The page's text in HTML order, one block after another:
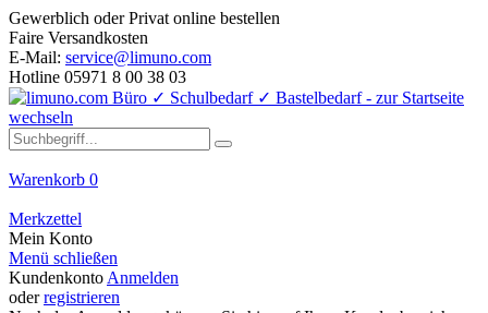
Gewerblich oder Privat online bestellen
Faire Versandkosten
E-Mail: service@limuno.com
Hotline 05971 8 00 38 03
Warenkorb 0
Merkzettel
Mein Konto
Menü schließen
Kundenkonto Anmelden
oderregistrieren